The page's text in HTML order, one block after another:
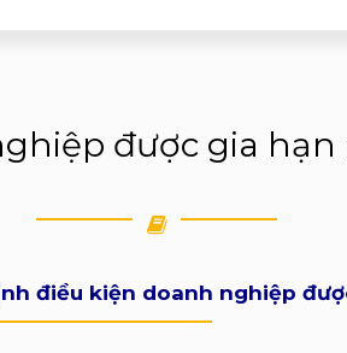
được gia
điều kiện doanh nghiệp